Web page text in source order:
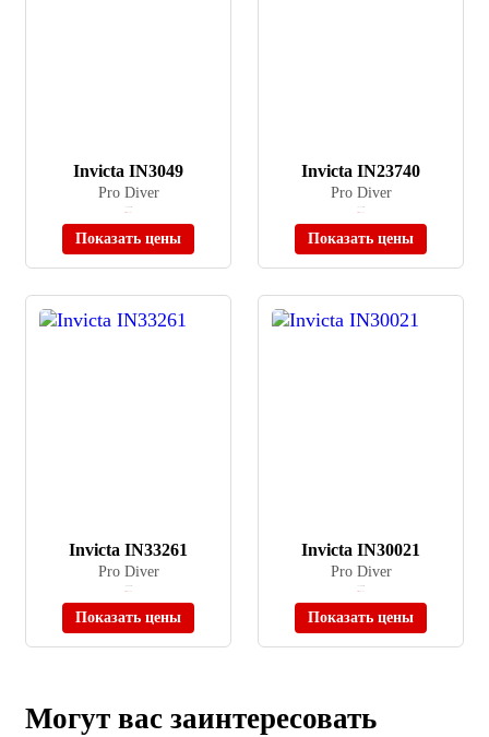
Invicta IN3049
Pro Diver
Показать цены
Invicta IN23740
Pro Diver
Показать цены
Invicta IN33261
Pro Diver
Показать цены
Invicta IN30021
Pro Diver
Показать цены
Могут вас заинтересовать